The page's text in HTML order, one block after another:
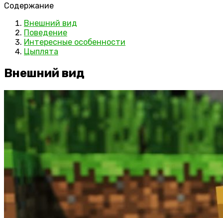
Содержание
Внешний вид
Поведение
Интересные особенности
Цыплята
Внешний вид